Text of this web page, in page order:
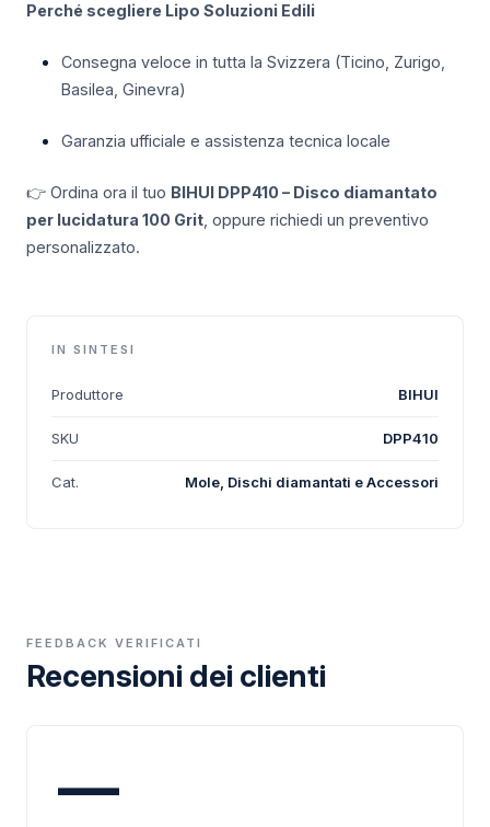
Perché scegliere Lipo Soluzioni Edili
Consegna veloce in tutta la Svizzera (Ticino, Zurigo,
Basilea, Ginevra)
Garanzia ufficiale e assistenza tecnica locale
👉 Ordina ora il tuo BIHUI DPP410 – Disco diamantato
per lucidatura 100 Grit , oppure richiedi un preventivo
personalizzato.
IN SINTESI
Produttore BIHUI
SKU DPP410
Cat. Mole, Dischi diamantati e Accessori
FEEDBACK VERIFICATI
Recensioni dei clienti
—